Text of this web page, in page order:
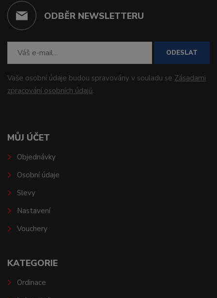
ODBĚR NEWSLETTERU
ODESLAT
Vaše osobní údaje budou spravovány v souladu se Zásadami
zpracování osobních údajů.
MŮJ ÚČET
Objednávky
Osobní údaje
Slevy
Nastavení
Vouchery
KATEGORIE
Ordinace